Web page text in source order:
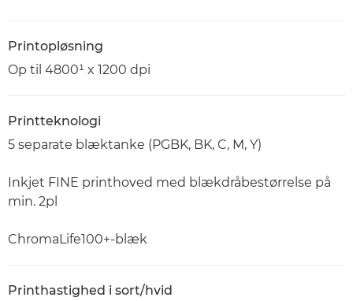
Printopløsning
Op til 4800¹ x 1200 dpi
Printteknologi
5 separate blæktanke (PGBK, BK, C, M, Y)
Inkjet FINE printhoved med blækdråbestørrelse på
min. 2pl
ChromaLife100+-blæk
Printhastighed i sort/hvid